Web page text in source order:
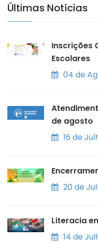
Últimas Notícias
Inscrições
Escolares
04 de
de agosto
16 de
20 de
Literacia
14 de